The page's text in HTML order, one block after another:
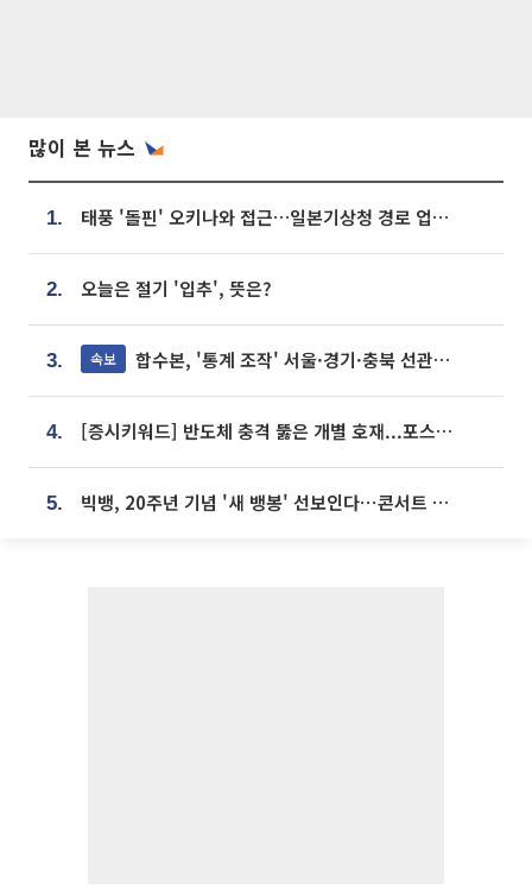
많이 본 뉴스
1. 태풍 '돌핀' 오키나와 접근…일본기상청 경로 업데이트
2. 오늘은 절기 '입추', 뜻은?
3. 속보 합수본, '통계 조작' 서울·경기·충북 선관위 등 추가 압수수색
4. [증시키워드] 반도체 충격 뚫은 개별 호재...포스코퓨처엠·에코프로·한화솔루션 '눈길'
5. 빅뱅, 20주년 기념 '새 뱅봉' 선보인다⋯콘서트 앞두고 팝업 개최